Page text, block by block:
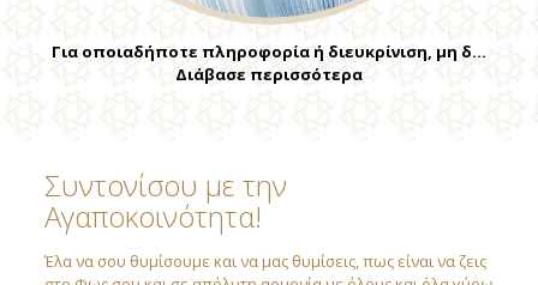
Για οποιαδήποτε πληροφορία ή διευκρίνιση, μη δ…
Διάβασε περισσότερα
Συντονίσου με την
Αγαποκοινότητα!
Έλα να σου θυμίσουμε και να μας θυμίσεις, πως είναι να ζεις